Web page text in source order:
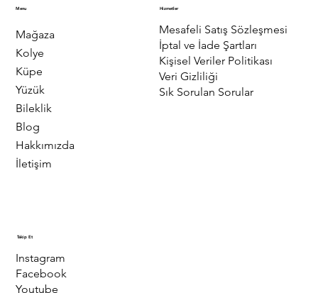
Menu
Mağaza
Kolye
Küpe
Yüzük
Bileklik
Blog
Hakkımızda
İletişim
Hizmetler
Mesafeli Satış Sözleşmesi
İptal ve İade Şartları
Kişisel Veriler Politikası
Veri Gizliliği
Sık Sorulan Sorular
Takip Et
Instagram
Facebook
Youtube